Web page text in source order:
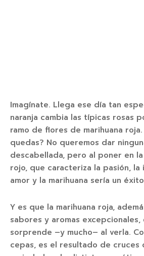
Imagínate. Llega ese día tan
naranja cambia las típicas rosas
ramo de flores de marihuana
quedas? No queremos dar
descabellada, pero al poner en
rojo, que caracteriza la pasión,
amor y la marihuana sería un
Y es que la marihuana roja,
sabores y aromas
sorprende –y mucho– al verla.
cepas, es el resultado de